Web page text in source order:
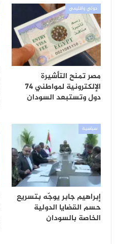
دولي واقليمي
مصر تمنح التأشيرة
الإلكترونية لمواطني 74
دول وتستبعد السودان
سياسية
إبراهيم جابر يوجّه بتسريع
حسم القضايا الدولية
الخاصة بالسودان